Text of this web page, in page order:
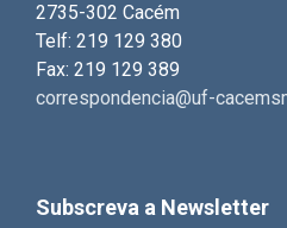
2735-302 Cacém
Telf: 219 129 380
Fax: 219 129 389
correspondencia@uf-
Subscreva a Newsletter